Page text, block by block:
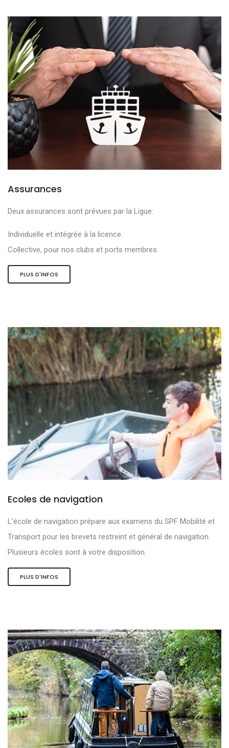
Assurances
Deux assurances sont prévues par la Ligue:
Individuelle et intégrée à la licence.
Collective, pour nos clubs et ports membres.
PLUS D'INFOS
Ecoles de navigation
L'école de navigation prépare aux examens du SPF Mobilité et
Transport pour les brevets restreint et général de navigation.
Plusieurs écoles sont à votre disposition.
PLUS D'INFOS